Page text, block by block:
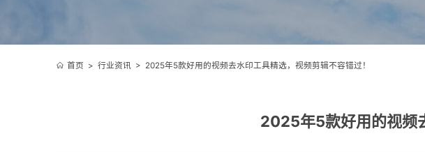
首页 > 行业资讯> 2025年5款好用的视频去水印工具精选，视频剪辑不容错过！
2025年5款好用的视频